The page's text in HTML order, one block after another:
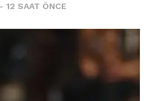
12 SAAT ÖNCE